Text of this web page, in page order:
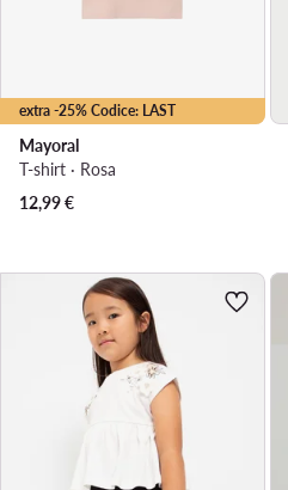
extra -25% Codice: LAST
Mayoral
T-shirt · Rosa
12,99€